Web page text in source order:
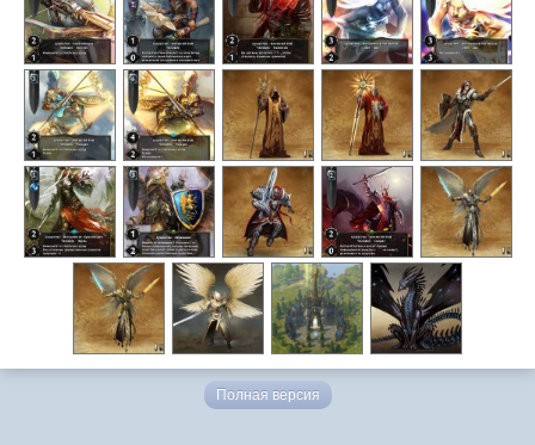
Полная версия